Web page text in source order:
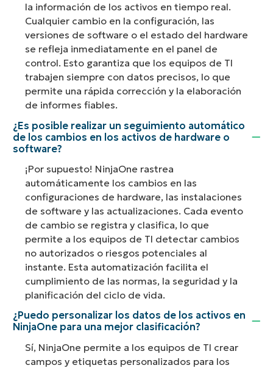
la información de los activos en tiempo real.
Cualquier cambio en la configuración, las
versiones de software o el estado del hardware
se refleja inmediatamente en el panel de
control. Esto garantiza que los equipos de TI
trabajen siempre con datos precisos, lo que
permite una rápida corrección y la elaboración
de informes fiables.
¿Es posible realizar un seguimiento automático
de los cambios en los activos de hardware o
software?
¡Por supuesto! NinjaOne rastrea
automáticamente los cambios en las
configuraciones de hardware, las instalaciones
de software y las actualizaciones. Cada evento
de cambio se registra y clasifica, lo que
permite a los equipos de TI detectar cambios
no autorizados o riesgos potenciales al
instante. Esta automatización facilita el
cumplimiento de las normas, la seguridad y la
planificación del ciclo de vida.
¿Puedo personalizar los datos de los activos en
NinjaOne para una mejor clasificación?
Sí, NinjaOne permite a los equipos de TI crear
campos y etiquetas personalizados para los